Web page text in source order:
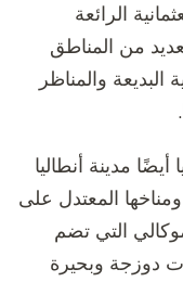
الرائعة
من المناطق
والمناظر
مدينة أنطاليا
المعتدل على
التي تضم
دوزجة وبحيرة